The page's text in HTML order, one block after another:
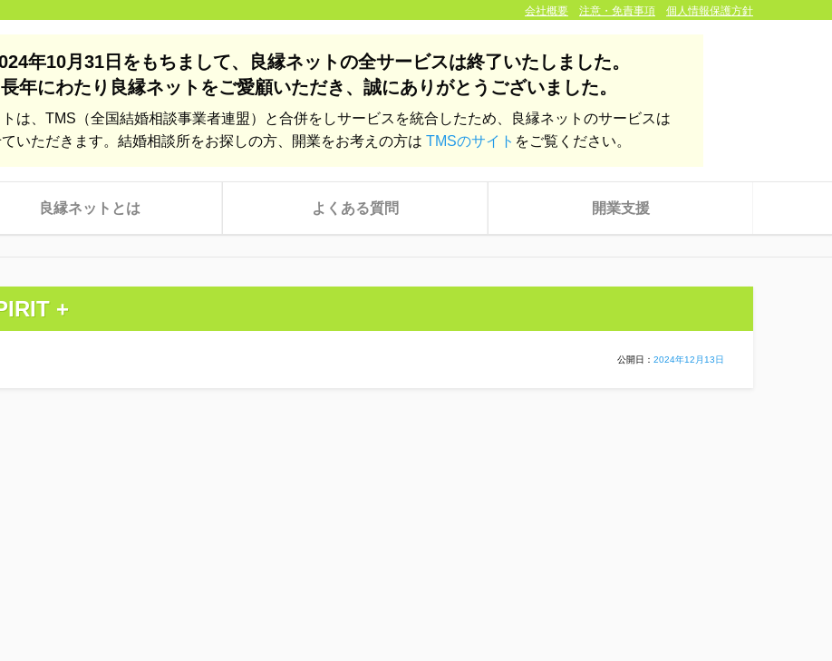
会社概要 注意・免責事項 個人情報保護方針
年10月31日をもちまして、
良縁ネットの全サービスは終了いたしました。
長年にわたり良縁ネットをご愛顧いただき、 誠にありがとうございました。
は、TMS（全国結婚相談事業者連盟）と合併をしサービスを統合したため、良縁ネットのサービスは
いただきます。結婚相談所をお探しの方、開業をお考えの方は TMSのサイト をご覧ください。
良縁ネットとは よくある質問 開業支援
+
公開日： 2024年12月13日